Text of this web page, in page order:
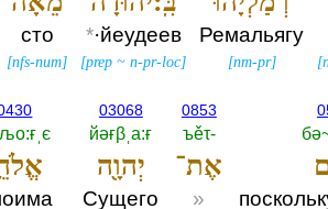
[
Ремальягу
[nm-pr]
*·йеудеев
[prep ~n-pr-loc]
сто
[nfs-num]
0853
ъěτ-‎
אֶת־
»
03068
йәғβˌа:ғ
יְהוָ֖ה
Сущего